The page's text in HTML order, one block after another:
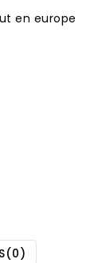
en europe
(0)